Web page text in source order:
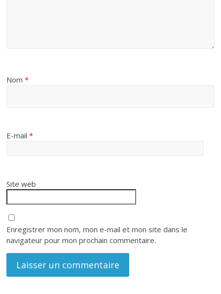
Nom*
E-mail*
Site web
Enregistrer mon nom, mon e-mail et mon site dans le
navigateur pour mon prochain commentaire.